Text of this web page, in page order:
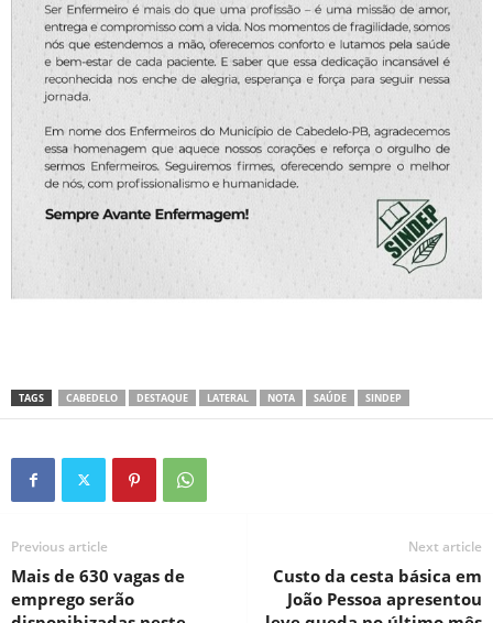
TAGS CABEDELO DESTAQUE LATERAL NOTA SAÚDE SINDEP
Previous article
Mais de 630 vagas de
emprego serão
Next article
Custo da cesta básica em
João Pessoa apresentou